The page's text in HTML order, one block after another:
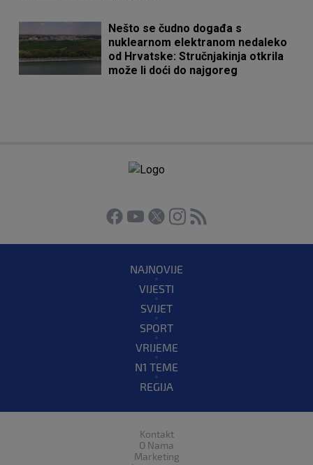
Nešto se čudno događa s
nuklearnom elektranom nedaleko
od Hrvatske: Stručnjakinja otkrila
može li doći do najgoreg
NAJNOVIJE
VIJESTI
SVIJET
SPORT
VRIJEME
N1 TEME
REGIJA
Kontakt
O Nama
Marketing